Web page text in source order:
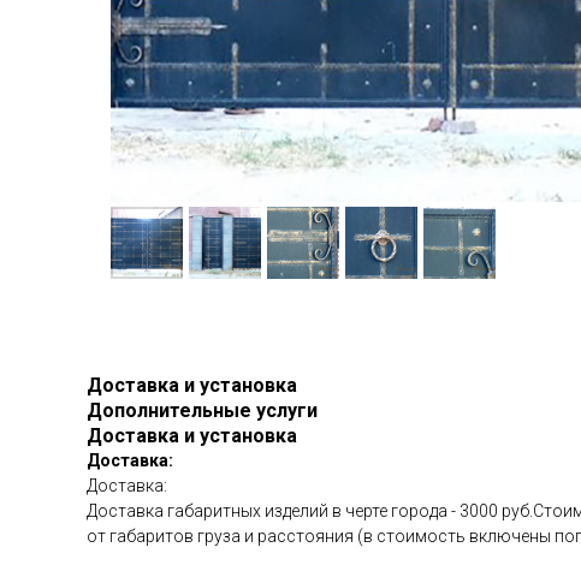
Доставка и установка
Дополнительные услуги
Доставка и установка
Доставка:
Доставка:
Доставка габаритных изделий в черте города - 3000
от габаритов груза и расстояния (в стоимость включены